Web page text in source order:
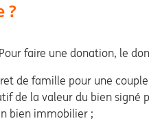
?
faire une donation, le
de famille pour une
de la valeur du bien signé
bien immobilier ;